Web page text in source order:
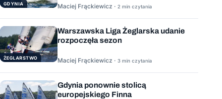
GDYNIA Maciej Frąckiewicz · 2 min czytania
ŻEGLARSTWO
Warszawska Liga Żeglarska udanie
rozpoczęła sezon
Maciej Frąckiewicz · 3 min czytania
Gdynia ponownie stolicą
europejskiego Finna